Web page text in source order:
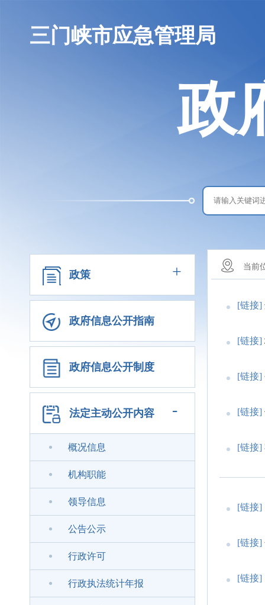
三门峡市应急管理局
政
政策 +
政府信息公开指南
政府信息公开制度
法定主动公开内容 -
概况信息
机构职能
领导信息
公告公示
行政许可
行政执法统计年报
当前
[链接]
[链接]
[链接]
[链接]
[链接]
[链接]
[链接]
[链接]